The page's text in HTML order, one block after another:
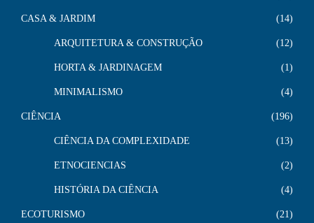
CASA & JARDIM 14
ARQUITETURA & CONSTRUÇÃO 12
HORTA & JARDINAGEM 1
MINIMALISMO 4
CIÊNCIA 196
CIÊNCIA DA COMPLEXIDADE 13
ETNOCIENCIAS 2
HISTÓRIA DA CIÊNCIA 4
ECOTURISMO 21